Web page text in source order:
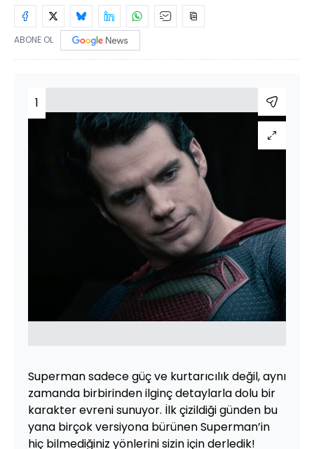
ABONE OL
1
Superman sadece güç ve kurtarıcılık değil, aynı
zamanda birbirinden ilginç detaylarla dolu bir
karakter evreni sunuyor. İlk çizildiği günden bu
yana birçok versiyona bürünen Superman’in
hiç bilmediğiniz yönlerini sizin için derledik!